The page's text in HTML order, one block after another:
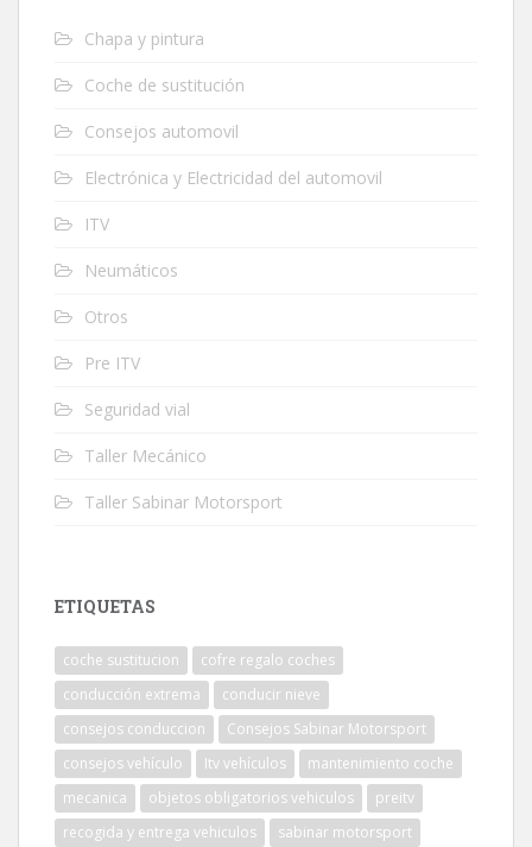
Chapa y pintura
Coche de sustitución
Consejos automovil
Electrónica y Electricidad del automovil
ITV
Neumáticos
Otros
Pre ITV
Seguridad vial
Taller Mecánico
Taller Sabinar Motorsport
ETIQUETAS
coche sustitucion
cofre regalo coches
conducción extrema
conducir nieve
consejos conduccion
Consejos Sabinar Motorsport
consejos vehículo
Itv vehículos
mantenimiento coche
mecanica
objetos obligatorios vehiculos
preitv
recogida y entrega vehiculos
sabinar motorsport